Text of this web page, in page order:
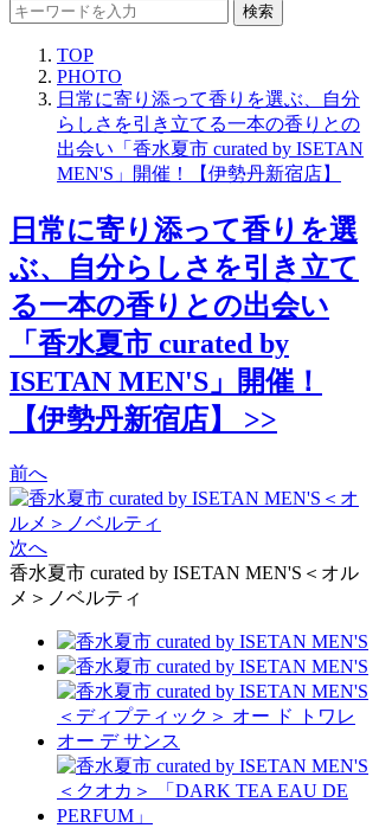
検索
TOP
PHOTO
日常に寄り添って香りを選ぶ、自分
らしさを引き立てる一本の香りとの
出会い「香水夏市 curated by ISETAN
MEN'S」開催！【伊勢丹新宿店】
日常に寄り添って香りを選
ぶ、自分らしさを引き立て
る一本の香りとの出会い
「香水夏市 curated by
ISETAN MEN'S」開催！
【伊勢丹新宿店】 >>
前へ
次へ
香水夏市 curated by ISETAN MEN'S＜オル
メ＞ノベルティ